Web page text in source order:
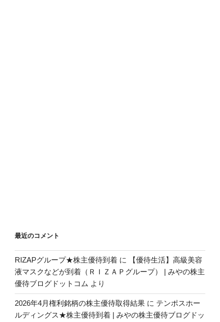
最近のコメント
RIZAPグループ★株主優待到着 に
【優待生活】高級美容
液マスクなどが到着（ＲＩＺＡＰグループ） | みやの株主
優待ブログドットコム より
2026年4月権利銘柄の株主優待取得結果 に テンポスホー
ルディングス★株主優待到着 | みやの株主優待ブログドッ